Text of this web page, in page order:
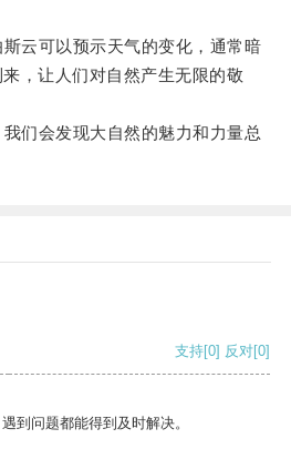
可以预示天气的变化，通常暗
，让人们对自然产生无限的敬
会发现大自然的魅力和力量总
支持[0] 反对[0]
到问题都能得到及时解决。